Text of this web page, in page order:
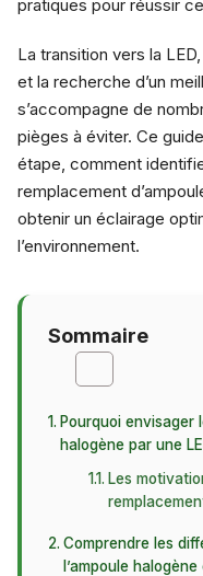
pratiques pour réussir
La transition vers la
et la recherche d’un
s’accompagne de
pièges à éviter. Ce
étape, comment
remplacement
obtenir un éclairage
l’environnement.
Sommaire
Pourquoi envisager
halogène par une
Les
Comprendre les
l’ampoule halogène